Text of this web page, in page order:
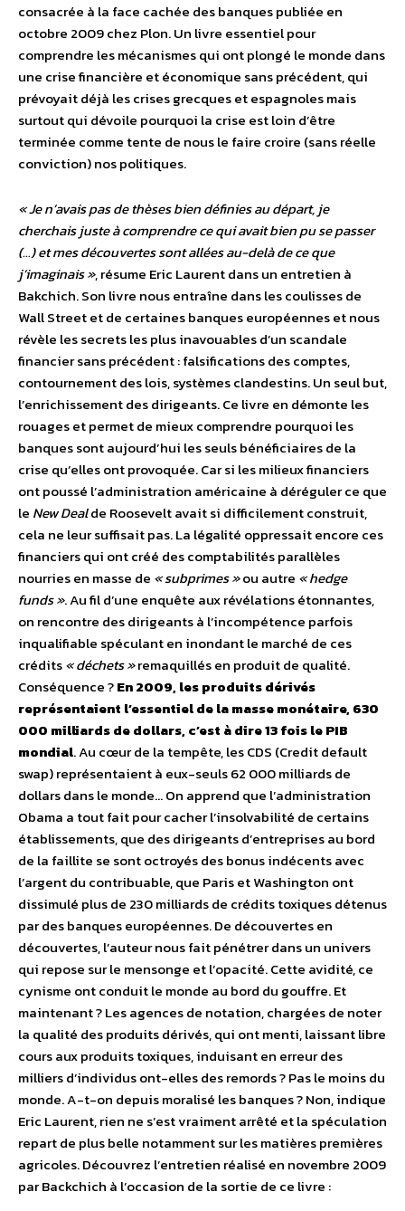
consacrée à la face cachée des banques publiée en
octobre 2009 chez Plon. Un livre essentiel pour
comprendre les mécanismes qui ont plongé le monde dans
une crise financière et économique sans précédent, qui
prévoyait déjà les crises grecques et espagnoles mais
surtout qui dévoile pourquoi la crise est loin d’être
terminée comme tente de nous le faire croire (sans réelle
conviction) nos politiques.
« Je n’avais pas de thèses bien définies au départ, je
cherchais juste à comprendre ce qui avait bien pu se passer
(…) et mes découvertes sont allées au-delà de ce que
j’imaginais », résume Eric Laurent dans un entretien à
Bakchich. Son livre nous entraîne dans les coulisses de
Wall Street et de certaines banques européennes et nous
révèle les secrets les plus inavouables d’un scandale
financier sans précédent : falsifications des comptes,
contournement des lois, systèmes clandestins. Un seul but,
l’enrichissement des dirigeants. Ce livre en démonte les
rouages et permet de mieux comprendre pourquoi les
banques sont aujourd’hui les seuls bénéficiaires de la
crise qu’elles ont provoquée. Car si les milieux financiers
ont poussé l’administration américaine à déréguler ce que
le New Dealde Roosevelt avait si difficilement construit,
cela ne leur suffisait pas. La légalité oppressait encore ces
financiers qui ont créé des comptabilités parallèles
nourries en masse de « subprimes »ou autre « hedge
funds ». Au fil d’une enquête aux révélations étonnantes,
on rencontre des dirigeants à l’incompétence parfois
inqualifiable spéculant en inondant le marché de ces
crédits« déchets »remaquillés en produit de qualité.
Conséquence ?En 2009, les produits dérivés
représentaient l’essentiel de la masse monétaire, 630
000 milliards de dollars, c’est à dire 13 fois le PIB
mondial. Au cœur de la tempête, les CDS (Credit default
swap) représentaient à eux-seuls 62 000 milliards de
dollars dans le monde… On apprend que l’administration
Obama a tout fait pour cacher l’insolvabilité de certains
établissements, que des dirigeants d’entreprises au bord
de la faillite se sont octroyés des bonus indécents avec
l’argent du contribuable, que Paris et Washington ont
dissimulé plus de 230 milliards de crédits toxiques détenus
par des banques européennes. De découvertes en
découvertes, l’auteur nous fait pénétrer dans un univers
qui repose sur le mensonge et l’opacité. Cette avidité, ce
cynisme ont conduit le monde au bord du gouffre. Et
maintenant ? Les agences de notation, chargées de noter
la qualité des produits dérivés, qui ont menti, laissant libre
cours aux produits toxiques, induisant en erreur des
milliers d’individus ont-elles des remords ? Pas le moins du
monde. A-t-on depuis moralisé les banques ? Non, indique
Eric Laurent, rien ne s’est vraiment arrêté et la spéculation
repart de plus belle notamment sur les matières premières
agricoles. Découvrez l’entretien réalisé en novembre 2009
par Backchich à l’occasion de la sortie de ce livre :